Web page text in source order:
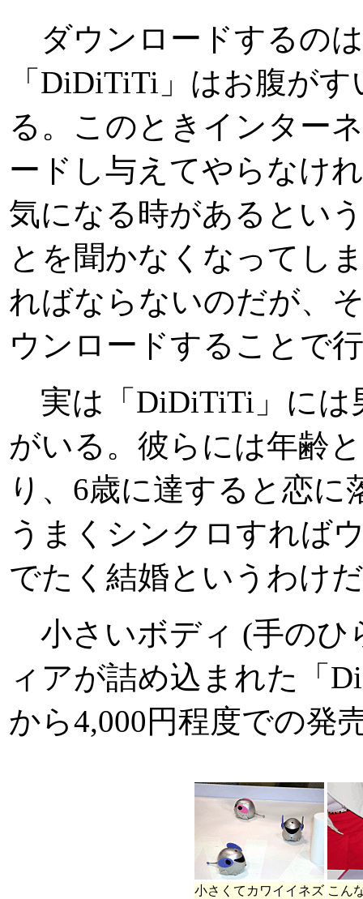
ダウンロードするの
「DiDiTiTi」はお腹が
る。このときインター
ードし与えてやらなけ
気になる時があるとい
とを聞かなくなってし
ればならないのだが、
ウンロードすることで
実は「DiDiTiTi」には
がいる。彼らには年齢
り、6歳に達すると恋
うまくシンクロすれば
でたく結婚というわけ
小さいボディ (手のひ
ィアが詰め込まれた「
から4,000円程度での発
小さくてカワイイネズ こん